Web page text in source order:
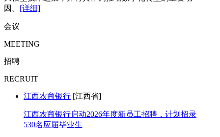
因。 [详细]
会议
MEETING
招聘
RECRUIT
江西农商银行 [江西省]
江西农商银行启动2026年度新员工招聘，计划招录
530名应届毕业生